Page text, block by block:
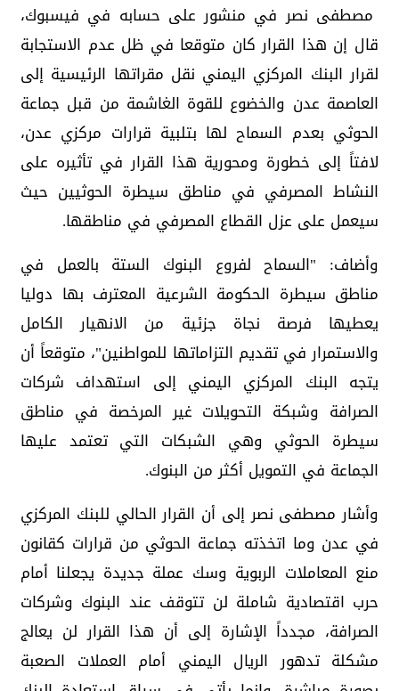
مصطفى نصر في منشور على حسابه في فيسبوك،
قال إن هذا القرار كان متوقعا في ظل عدم الاستجابة
لقرار البنك المركزي اليمني نقل مقراتها الرئيسية إلى
العاصمة عدن والخضوع للقوة الغاشمة من قبل جماعة
الحوثي بعدم السماح لها بتلبية قرارات مركزي عدن،
لافتاً إلى خطورة ومحورية هذا القرار في تأثيره على
النشاط المصرفي في مناطق سيطرة الحوثيين حيث
سيعمل على عزل القطاع المصرفي في مناطقها.
وأضاف: "السماح لفروع البنوك الستة بالعمل في
مناطق سيطرة الحكومة الشرعية المعترف بها دوليا
يعطيها فرصة نجاة جزئية من الانهيار الكامل
والاستمرار في تقديم التزاماتها للمواطنين"، متوقعاً أن
يتجه البنك المركزي اليمني إلى استهداف شركات
الصرافة وشبكة التحويلات غير المرخصة في مناطق
سيطرة الحوثي وهي الشبكات التي تعتمد عليها
الجماعة في التمويل أكثر من البنوك.
وأشار مصطفى نصر إلى أن القرار الحالي للبنك المركزي
في عدن وما اتخذته جماعة الحوثي من قرارات كقانون
منع المعاملات الربوية وسك عملة جديدة يجعلنا أمام
حرب اقتصادية شاملة لن تتوقف عند البنوك وشركات
الصرافة، مجدداً الإشارة إلى أن هذا القرار لن يعالج
مشكلة تدهور الريال اليمني أمام العملات الصعبة